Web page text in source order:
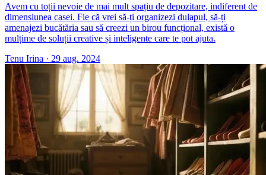
Avem cu toții nevoie de mai mult spațiu de depozitare, indiferent de
dimensiunea casei. Fie că vrei să-ți organizezi dulapul, să-ți
amenajezi bucătăria sau să creezi un birou funcțional, există o
mulțime de soluții creative și inteligente care te pot ajuta.
Tenu Irina · 29 aug. 2024